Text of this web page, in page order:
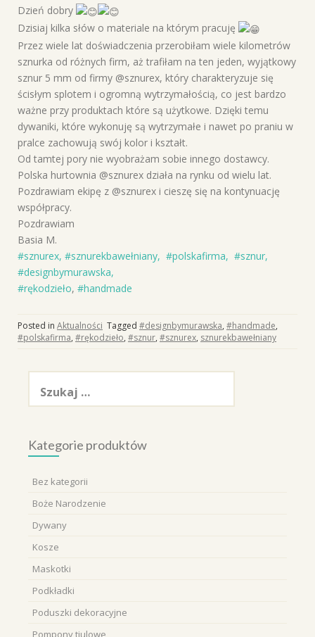
Dzień dobry
Dzisiaj kilka słów o materiale na którym pracuję
Przez wiele lat doświadczenia przerobiłam wiele kilometrów
sznurka od różnych firm, aż trafiłam na ten jeden, wyjątkowy
sznur 5 mm od firmy @sznurex, który charakteryzuje się
ścisłym splotem i ogromną wytrzymałością, co jest bardzo
ważne przy produktach które są użytkowe. Dzięki temu
dywaniki, które wykonuję są wytrzymałe i nawet po praniu w
pralce zachowują swój kolor i kształt.
Od tamtej pory nie wyobrażam sobie innego dostawcy.
Polska hurtownia @sznurex działa na rynku od wielu lat.
Pozdrawiam ekipę z @sznurex i cieszę się na kontynuację
współpracy.
Pozdrawiam
Basia M.
#sznurex, #sznurekbawełniany, #polskafirma, #sznur,
#designbymurawska,
#rękodzieło, #handmade
Posted in Aktualności Tagged #designbymurawska, #handmade,
#polskafirma, #rękodzieło, #sznur, #sznurex, sznurekbawełniany
Szukaj:
Kategorie produktów
Bez kategorii
Boże Narodzenie
Dywany
Kosze
Maskotki
Podkładki
Poduszki dekoracyjne
Pompony tiulowe